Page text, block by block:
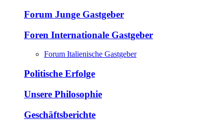
Forum Junge Gastgeber
Foren Internationale Gastgeber
Forum Italienische Gastgeber
Politische Erfolge
Unsere Philosophie
Geschäftsberichte